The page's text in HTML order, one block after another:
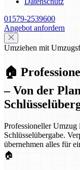
01579-2539600
Angebot anfordern
Umziehen mit
🏠
– Von der
Professioneller
Schlüsselübergabe.
übernehmen alles für
🏠